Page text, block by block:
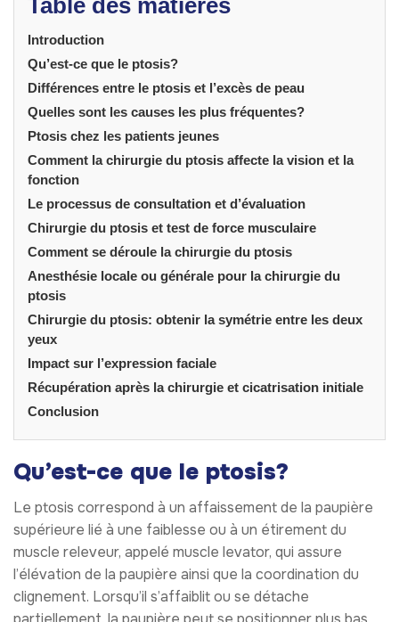
Introduction
Qu’est-ce que le ptosis?
Différences entre le ptosis et l’excès de peau
Quelles sont les causes les plus fréquentes?
Ptosis chez les patients jeunes
Comment la chirurgie du ptosis affecte la vision et la
fonction
Le processus de consultation et d’évaluation
Chirurgie du ptosis et test de force musculaire
Comment se déroule la chirurgie du ptosis
Anesthésie locale ou générale pour la chirurgie du
ptosis
Chirurgie du ptosis: obtenir la symétrie entre les deux
yeux
Impact sur l’expression faciale
Récupération après la chirurgie et cicatrisation initiale
Conclusion
Qu’est-ce que le ptosis?
Le ptosis correspond à un affaissement de la paupière
supérieure lié à une faiblesse ou à un étirement du
muscle releveur, appelé muscle levator, qui assure
l’élévation de la paupière ainsi que la coordination du
clignement. Lorsqu’il s’affaiblit ou se détache